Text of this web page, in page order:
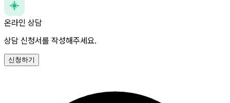
온라인 상담
상담 신청서를 작성해주세요.
신청하기